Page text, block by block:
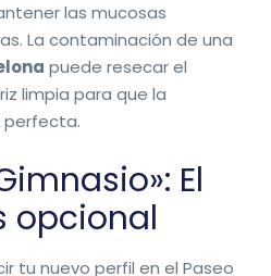
las mucosas
La contaminación de una
puede resecar el
limpia para que la
perfecta.
El
opcional
tu nuevo perfil en el Paseo